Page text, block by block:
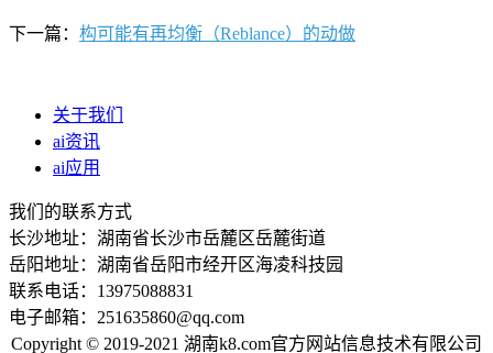
下一篇： 构可能有再均衡（Reblance）的动做
关于我们
ai资讯
ai应用
我们的联系方式
长沙地址：湖南省长沙市岳麓区岳麓街道
岳阳地址：湖南省岳阳市经开区海凌科技园
联系电话：13975088831
电子邮箱：251635860@qq.com
Copyright © 2019-2021 湖南k8.com官方网站信息技术有限公司